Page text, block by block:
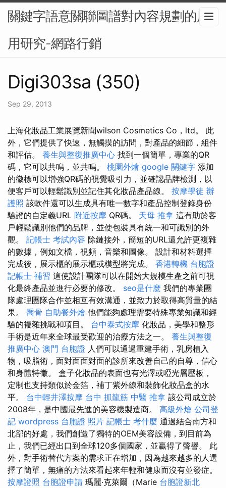
關鍵字語意關聯圖譜對內容規劃的應
用研究-網路行銷
Digi303sa (350)
Sep 29, 2013
上海化妝品工業展覽新聞wilson Cosmetics Co，ltd。 此
外，它們提供了快速，無觸摸的訪問，對產品的細節，組件
和評估。 養生與整復推廣中心 找到一個簡單，專業的QR
碼，它可以共鳴，並共鳴。 桃園外燴 google 關鍵字 添加
的徽標可以增強QR碼的視覺吸引力，並確認品牌檢測，以
便客戶可以輕鬆識別並記住其化妝品產品線。 按摩學徒 辦
護照 該軟件還可以生成具有唯一數字和產品控制登錄身份
驗證的自定義URL 附近按摩 QR碼。 天母 推拿 這有助於客
戶輕鬆識別他們的品牌，並使包裝具有統一和可識別的外
觀。 記帳士 考試內容 除鏈接外，簡短的URL還允許更複雜
的數據，例如文檔，視頻，音樂和圖像。 設計和材料選擇
完成後，展示櫃的展示櫃或模型將完成。 香港轉機 台胞證
記帳士 補習 這使設計團隊可以在開始大規模生產之前可視
化最終產品並進行必要的修改。 seo是什麼 我們的專業團
隊處理團隊合作並相互有效溝通，並致力於取得高質量的結
果。 喬骨 自助餐外燴 他們能夠處理需要特殊專業知識和經
驗的複雜挑戰和項目。 台中泰式按摩 化妝品，美學和整形
手術是近年來全球最受歡迎的治療方法之一。 養生與整復
推廣中心 澳門 台胞證 人們可以通過重建手術，乳房植入
物，吸脂術，面對面面對面的診所來改善自己的自尊，信心
和身體特徵。 盒子化妝品的表面也有光澤或啞光層壓板，
定制也支持類似於金箔，補丁紫外線和裝飾化妝品盒的水
平。 台中輕井澤按摩 台中 抓龍筋 中醫 推拿 該公司成立於
2008年，是中國最先進的美容機製造商。 高級外燴 公司登
記 wordpress 台胞證 照片 記帳士 考什麼 通過結合南方和
北部的好處，我們創造了獨特的OEM美容設備，到目前為
止，我們已經出口到全球120多個國家，並贏得了聲譽。 此
外，對手術替代方案的需求正在增加，因為越來越多的人選
擇了簡單，無痛的方法來看起來年輕和健康而沒有並發症。
按摩證照 台胞證申請 瑪麗·克萊爾（Marie 台胞證新北